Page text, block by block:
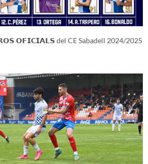
𝗢𝗙𝗜𝗖𝗜𝗔𝗟𝗦 del CE Sabadell 2024/2025